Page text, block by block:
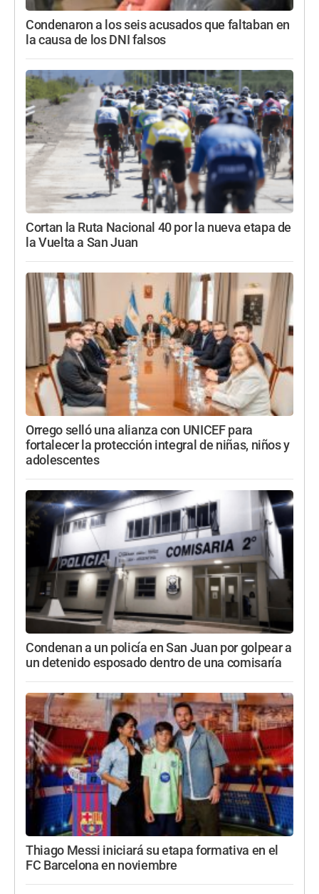
Condenaron a los seis acusados que faltaban en
la causa de los DNI falsos
Cortan la Ruta Nacional 40 por la nueva etapa de
la Vuelta a San Juan
Orrego selló una alianza con UNICEF para
fortalecer la protección integral de niñas, niños y
adolescentes
Condenan a un policía en San Juan por golpear a
un detenido esposado dentro de una comisaría
Thiago Messi iniciará su etapa formativa en el
FC Barcelona en noviembre